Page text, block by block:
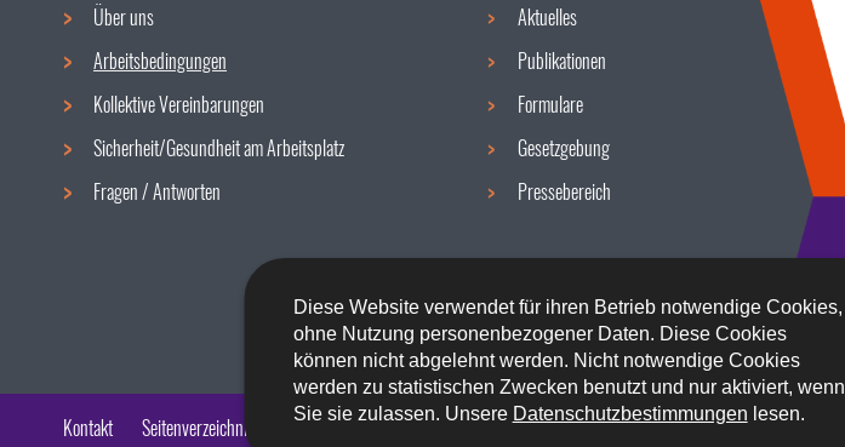
Diese Website verwendet für ihren Betrieb notwendige Cookies,
ohne Nutzung personenbezogener Daten. Diese Cookies
können nicht abgelehnt werden. Nicht notwendige Cookies
werden zu statistischen Zwecken benutzt und nur aktiviert, wenn
Sie sie zulassen. Unsere Datenschutzbestimmungen lesen.
Navigationsmenü
Über uns
Arbeitsbedingungen
Kollektive Vereinbarungen
Sicherheit/Gesundheit am Arbeitsplatz
Fragen / Antworten
Aktuelles
Publikationen
Formulare
Gesetzgebung
Pressebereich
Kontakt Seitenverzeichnis Impressum Barrierefreiheit Rechtliche Aspekte Datenschutz